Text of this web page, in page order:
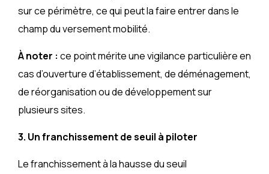
sur ce périmètre, ce qui peut la faire entrer dans le
champ du versement mobilité.
À noter : ce point mérite une vigilance particulière en
cas d’ouverture d’établissement, de déménagement,
de réorganisation ou de développement sur
plusieurs sites.
3. Un franchissement de seuil à piloter
Le franchissement à la hausse du seuil